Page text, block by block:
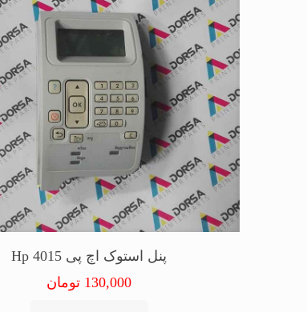
پنل استوک اچ پی Hp 4015
130,000 تومان